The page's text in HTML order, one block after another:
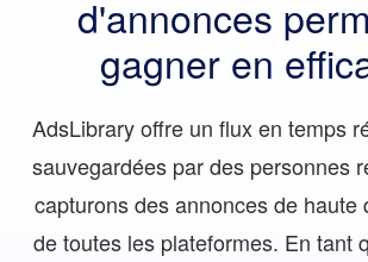
d'annonces
gagner en
AdsLibrary offre un flux en temps
sauvegardées par des personnes
capturons des annonces de haute
de toutes les plateformes. En tant